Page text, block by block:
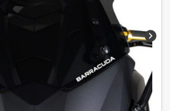
chevron_right